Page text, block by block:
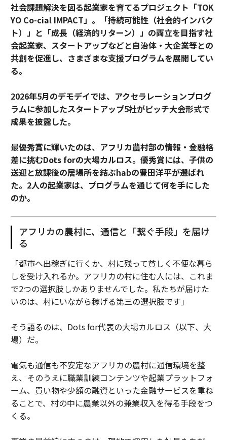
社会課題解決を図る起業家を育てるプロジェクト「TOK
YO Co-cial IMPACT」。
「持続可能性（社会的インパク
ト）」と「成長（経済的リターン）」の両立を目指す社
会起業家、スタートアップなどと自治体・大企業等との
共創を促進し、さまざまな支援プログラムを展開してい
る。
2026年5月のデモデイでは、アクセラレーションプログ
ラムに参加したスタートアップ5社がピッチ大会形式で
成果を披露した。
最優秀賞に輝いたのは、アフリカ農村部の情報・金融格
差に挑むDots forの大場カルロス。優秀賞には、子供の
送迎と放課後の居場所を結ぶhabの豊田洋平が選ばれ
た。2人の起業家は、プログラムを通じて何を手にした
のか。
アフリカの農村に、通信と「繋ぐ手段」を届け
る
「都市へ出稼ぎに行くか、村に残って貧しく不便な暮ら
しを受け入れるか。アフリカの村に住む人には、これま
で2つの選択肢しかありませんでした。私たちが届けた
いのは、村にいながら稼げる第三の選択肢です」
そう語るのは、Dots for代表の大場カルロス（以下、大
場）だ。
電気も通信も不安定なアフリカの農村に通信環境を整
え、そのうえに職業訓練コンテンツや起業プラットフォ
ーム、買い物や少額の融資といった金融サービスを重ね
ることで、村の中に農業以外の兼業収入を得る手段をつ
くる。